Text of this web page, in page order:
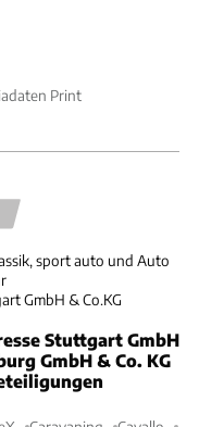
Print
sport auto und Auto
GmbH & Co.KG
Stuttgart GmbH
GmbH & Co. KG